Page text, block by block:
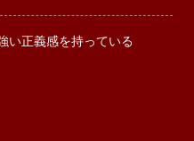
い正義感を持っている